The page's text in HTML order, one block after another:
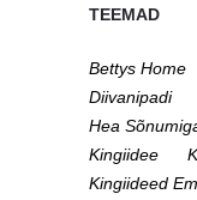
TEEMAD
Bettys Home
Diivanipadi
Hea
Kingiidee
Kingiideed